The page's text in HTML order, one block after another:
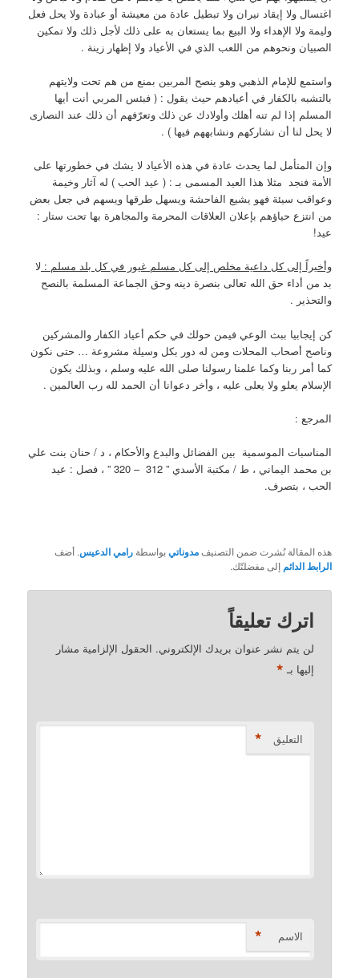
اغتسال ولا إيقاد نيران ولا تبطيل عادة من معيشة أو عبادة ولا يحل فعل
وليمة ولا الإهداء ولا البيع بما يستعان به على ذلك لأجل ذلك ولا تمكين
الصبيان ونحوهم من اللعب الذي في الأعياد ولا إظهار زينة .
واستمع للإمام الذهبي وهو ينصح المربين بمنع من هم تحت ولايتهم
بالتشبه بالكفار في أعيادهم حيث يقول : ( فبئس المربي أنت أيها
المسلم إذا لم تنه أهلك وأولادك عن ذلك وتعرّفهم أن ذلك عند النصارى
لا يحل لنا أن نشاركهم ونشابههم فيها ) .
وإن المتأمل لما يحدث عادة في هذه الأعياد لا يشك في خطورتها على
الأمة فنجد مثلا هذا العيد المسمى بـ : ( عيد الحب ) له آثار وخيمة
وعواقب سيئة فهو يشيع الفاحشة ويسهل طرقها ويسهم في جعل بعض
من انتزع حياؤهم بإعلان العلاقات المحرمة والمجاهرة بها تحت ستار :
عيد!
وأخيراً إلى كل داعية مخلص إلى كل مسلم غيور في كل بلد مسلم : لا
بد من أداء حق الله تعالى بنصرة دينه وحق الجماعة المسلمة بالنصح
والتحذير .
كن إيجابيا ببث الوعي فيمن حولك في حكم أعياد الكفار والمشركين
وناصح أصحاب المحلات ومن له دور بكل وسيلة مشروعة … حتى نكون
كما أمر ربنا وكما علمنا رسولنا صلى الله عليه وسلم ، وبذلك يكون
الإسلام يعلو ولا يعلى عليه ، وأخر دعوانا أن الحمد لله رب العالمين .
المرجع :
المناسبات الموسمية بين الفضائل والبدع والأحكام ، د / حنان بنت علي
بن محمد اليماني ، ط / مكتبة الأسدي ” 312 – 320 ” ، فصل : عيد
الحب ، بتصرف.
هذه المقالة نُشرت ضمن التصنيفمدوناتيبواسطةرامي الدعيس. أضف
الرابط الدائم إلى مفضلتّك.
اترك تعليقاً
لن يتم نشر عنوان بريدك الإلكتروني. الحقول الإلزامية مشار
إليها بـ *
التعليق *
الاسم *